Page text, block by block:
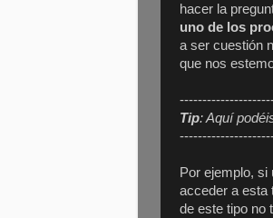
hacer la
uno de los
a ser cuestión
que nos
Tip: Aquí
Por ejemplo,
acceder a esta
de este tipo no